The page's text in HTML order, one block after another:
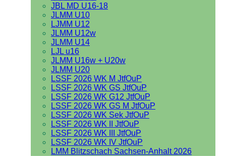
JBL MD U16-18
JLMM U10
LJMM U12
JLMM U12w
JLMM U14
LJL u16
JLMM U16w + U20w
JLMM U20
LSSF 2026 WK M JtfOuP
LSSF 2026 WK GS JtfOuP
LSSF 2026 WK G12 JtfOuP
LSSF 2026 WK GS M JtfOuP
LSSF 2026 WK Sek JtfOuP
LSSF 2026 WK II JtfOuP
LSSF 2026 WK III JtfOuP
LSSF 2026 WK IV JtfOuP
LMM Blitzschach Sachsen-Anhalt 2026